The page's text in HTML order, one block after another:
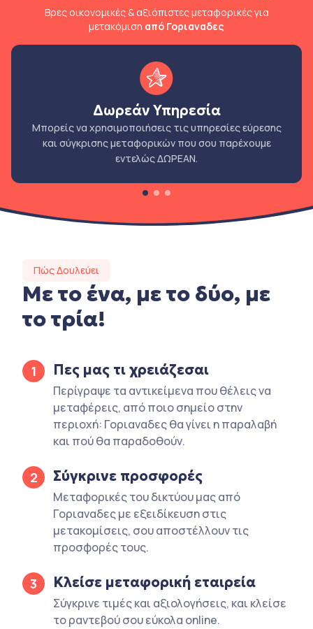
Βρες οικονομικές & αξιόπιστες μεταφορικές για
μετακόμιση από Γοριαναδες
Δωρεάν Υπηρεσία
Μπορείς να χρησιμοποιήσεις τις υπηρεσίες εύρεσης
και σύγκρισης μεταφορικών που σου παρέχουμε
εντελώς ΔΩΡΕΑΝ.
Πώς Δουλεύει
Με το ένα, με το δύο, με
το τρία!
1 Πες μας τι χρειάζεσαι
Περίγραψε τα αντικείμενα που θέλεις να
μεταφέρεις, από ποιο σημείο στην
περιοχή: Γοριαναδες θα γίνει η παραλαβή
και πού θα παραδοθούν.
2 Σύγκρινε προσφορές
Μεταφορικές του δικτύου μας από
Γοριαναδες με εξειδίκευση στις
μετακομίσεις, σου αποστέλλουν τις
προσφορές τους.
3 Κλείσε μεταφορική εταιρεία
Σύγκρινε τιμές και αξιολογήσεις, και κλείσε
το ραντεβού σου εύκολα online.